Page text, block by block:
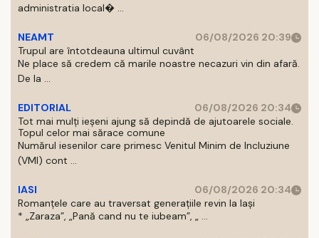
administratia local� ...
NEAMT
06/08/2026 20:39
Trupul are întotdeauna ultimul cuvânt
Ne place să credem că marile noastre necazuri vin din afară.
De la ...
EDITORIAL
06/08/2026 20:34
Tot mai mulți ieșeni ajung să depindă de ajutoarele sociale.
Topul celor mai sărace comune
Numărul iesenilor care primesc Venitul Minim de Incluziune
(VMI) cont ...
IASI
06/08/2026 20:34
Romanțele care au traversat generațiile revin la Iași
* „Zaraza”, „Pană cand nu te iubeam”, „ ...